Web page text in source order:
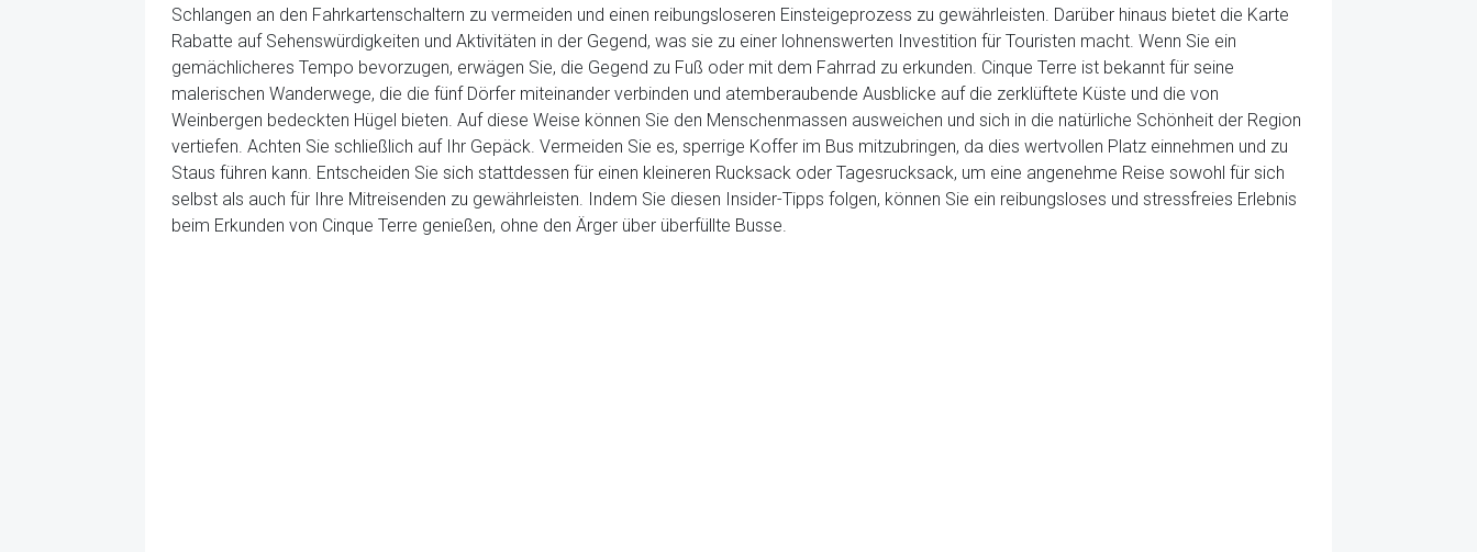
Schlangen an den Fahrkartenschaltern zu vermeiden und einen reibungsloseren Einsteigeprozess zu gewährleisten. Darüber hinaus bietet die Karte
Rabatte auf Sehenswürdigkeiten und Aktivitäten in der Gegend, was sie zu einer lohnenswerten Investition für Touristen macht. Wenn Sie ein
gemächlicheres Tempo bevorzugen, erwägen Sie, die Gegend zu Fuß oder mit dem Fahrrad zu erkunden. Cinque Terre ist bekannt für seine
malerischen Wanderwege, die die fünf Dörfer miteinander verbinden und atemberaubende Ausblicke auf die zerklüftete Küste und die von
Weinbergen bedeckten Hügel bieten. Auf diese Weise können Sie den Menschenmassen ausweichen und sich in die natürliche Schönheit der Region
vertiefen. Achten Sie schließlich auf Ihr Gepäck. Vermeiden Sie es, sperrige Koffer im Bus mitzubringen, da dies wertvollen Platz einnehmen und zu
Staus führen kann. Entscheiden Sie sich stattdessen für einen kleineren Rucksack oder Tagesrucksack, um eine angenehme Reise sowohl für sich
selbst als auch für Ihre Mitreisenden zu gewährleisten. Indem Sie diesen Insider-Tipps folgen, können Sie ein reibungsloses und stressfreies Erlebnis
beim Erkunden von Cinque Terre genießen, ohne den Ärger über überfüllte Busse.